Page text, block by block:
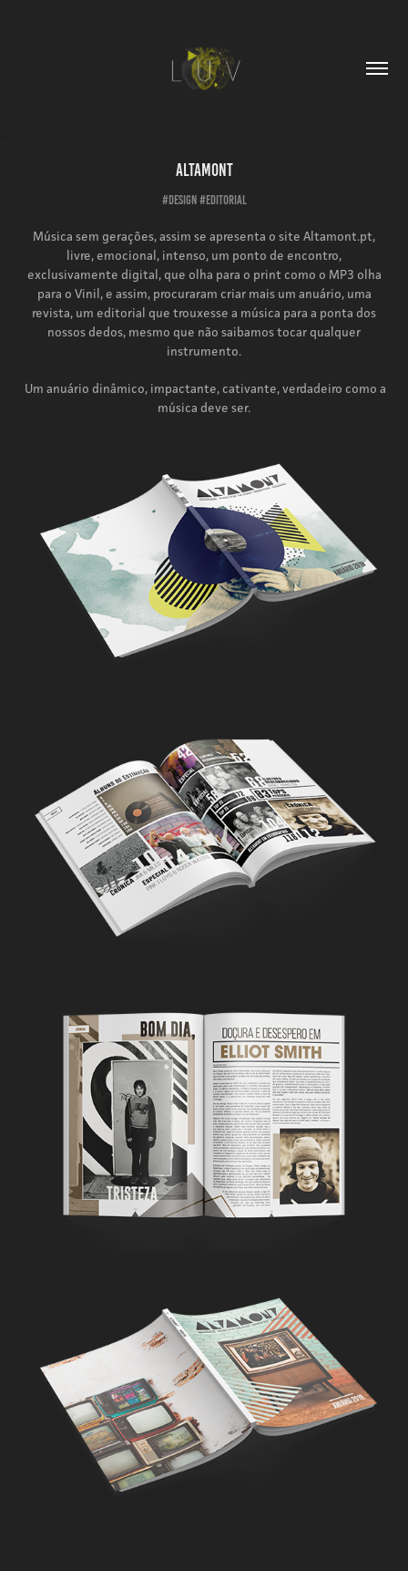
Altamont
#DESIGN #EDITORIAL
Música sem gerações, assim se apresenta o site Altamont.pt,
livre, emocional, intenso, um ponto de encontro,
exclusivamente digital, que olha para o print como o MP3 olha
para o Vinil, e assim, procuraram criar mais um anuário, uma
revista, um editorial que trouxesse a música para a ponta dos
nossos dedos, mesmo que não saibamos tocar qualquer
instrumento.
Um anuário dinâmico, impactante, cativante, verdadeiro como a
música deve ser.